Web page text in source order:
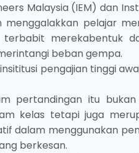
Malaysia (IEM) dan
pelajar
merekabentuk
beban gempa.
pengajian tinggi
pertandingan itu
kelas tetapi juga
dalam menggunakan
berkesan.